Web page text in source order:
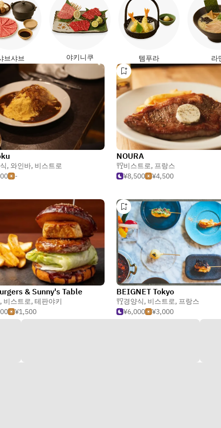
브샤브 야키니쿠 템푸라 라
, 와인바, 비스트로
-
NOURA
비스트로, 프랑스
¥8,500
¥4,500
& Sunny's Table
, 비스트로, 테판야키
¥1,500
BEIGNET Tokyo
경양식, 비스트로, 프랑스
¥6,000
¥3,000